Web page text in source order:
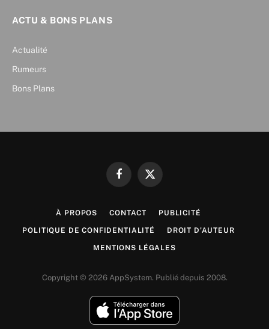
ACTU & BONS PLANS
Actualité
Rumeurs
Bons Plans
FacebookX
À PROPOS CONTACT PUBLICITÉ
POLITIQUE DE CONFIDENTIALITÉ DROIT D’AUTEUR
MENTIONS LÉGALES
Copyright © 2026 AppSystem. Publié depuis 2008.